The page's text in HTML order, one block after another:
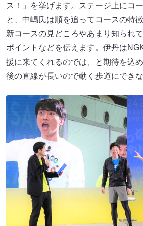
ス！」を挙げます。ステージ上にコ
と、中嶋氏は順を追ってコースの特
新コースの見どころやあまり知られ
ポイントなどを伝えます。伊丹は
援に来てくれるのでは、と期待を込
後の直線が長いので動く歩道にでき